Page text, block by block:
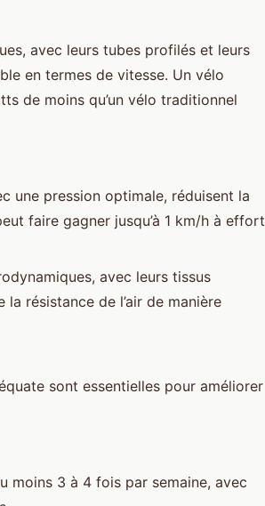
avec leurs tubes profilés et leurs
en termes de vitesse. Un vélo
de moins qu’un vélo traditionnel
une pression optimale, réduisent la
faire gagner jusqu’à 1 km/h à effort
avec leurs tissus
résistance de l’air de manière
sont essentielles pour améliorer
moins 3 à 4 fois par semaine, avec